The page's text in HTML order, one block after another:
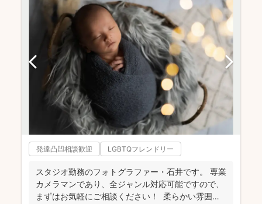
発達凸凹相談歓迎 LGBTQフレンドリー
スタジオ勤務のフォトグラファー・石井です。 専業
カメラマンであり、全ジャンル対応可能ですので、
まずはお気軽にご相談ください！ 柔らかい雰囲気